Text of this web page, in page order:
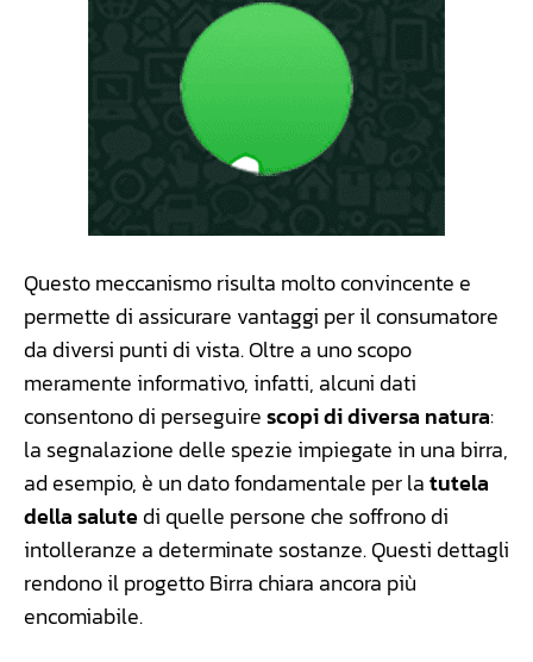
Questo meccanismo risulta molto convincente e
permette di assicurare vantaggi per il consumatore
da diversi punti di vista. Oltre a uno scopo
meramente informativo, infatti, alcuni dati
consentono di perseguirescopi di diversa natura:
la segnalazione delle spezie impiegate in una birra,
ad esempio, è un dato fondamentale per latutela
della salutedi quelle persone che soffrono di
intolleranze a determinate sostanze. Questi dettagli
rendono il progetto Birra chiara ancora più
encomiabile.